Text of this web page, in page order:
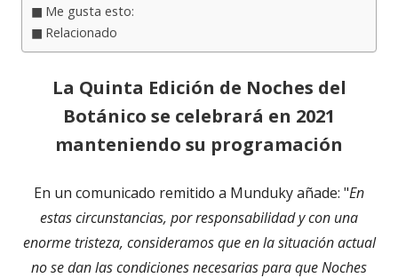
Me gusta esto:
Relacionado
La Quinta Edición de Noches del
Botánico se celebrará en 2021
manteniendo su programación
En un comunicado remitido a Munduky añade: "En
estas circunstancias, por responsabilidad y con una
enorme tristeza, consideramos que en la situación actual
no se dan las condiciones necesarias para que Noches